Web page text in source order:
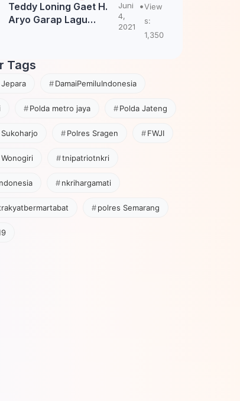
Teddy Loning Gaet H.
Aryo Garap Lagu
Juni
4,
2021
View
s:
1,350
Tags
DamaiPemiluIndonesia
Polda metro jaya Polda Jateng
Polres Sragen FWJI
tnipatriotnkri
nkrihargamati
polres Semarang